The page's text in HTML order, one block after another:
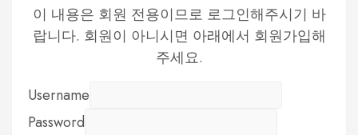
이 내용은 회원 전용이므로 로그인해주시기 바
랍니다. 회원이 아니시면 아래에서 회원가입해
주세요.
Username
Password